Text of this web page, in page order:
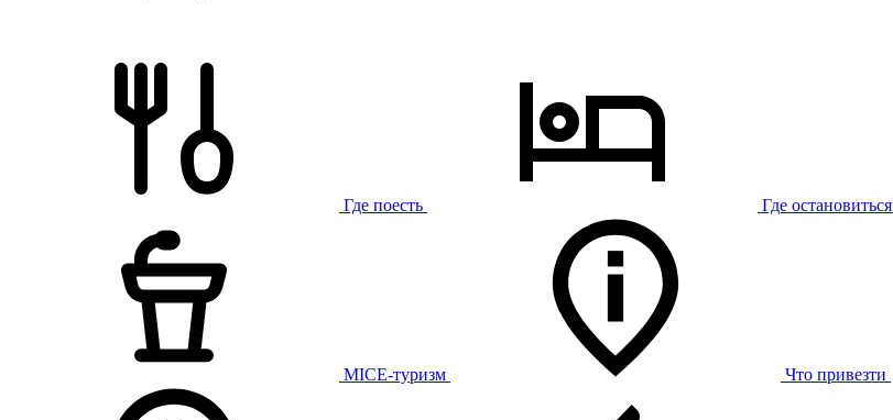
Где поесть Где остановиться
MICE-туризм Что привезти